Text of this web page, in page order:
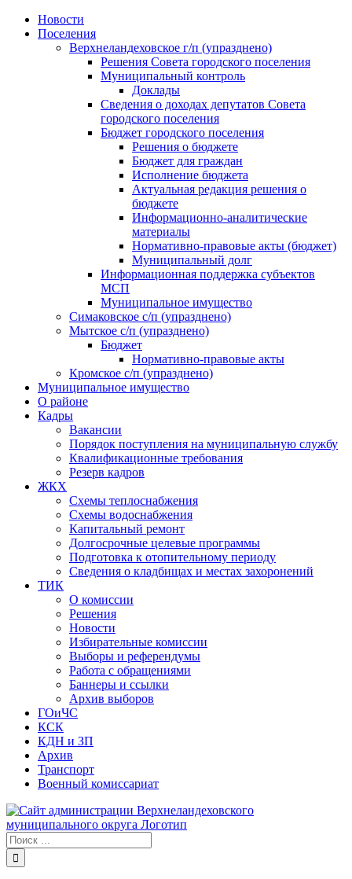
Skip
Новости
Поселения
Верхнеландеховское г/п (упразднено)
Решения Совета городского поселения
Муниципальный контроль
Доклады
Сведения о доходах депутатов Совета
городского поселения
Бюджет городского поселения
Решения о бюджете
Бюджет для граждан
Исполнение бюджета
Актуальная редакция решения о
бюджете
Информационно-аналитические
материалы
Нормативно-правовые акты (бюджет)
Муниципальный долг
Информационная поддержка субъектов
МСП
Муниципальное имущество
Симаковское с/п (упразднено)
Мытское с/п (упразднено)
Бюджет
Нормативно-правовые акты
Кромское с/п (упразднено)
Муниципальное имущество
О районе
Кадры
Вакансии
Порядок поступления на муниципальную службу
Квалификационные требования
Резерв кадров
ЖКХ
Схемы теплоснабжения
Схемы водоснабжения
Капитальный ремонт
Долгосрочные целевые программы
Подготовка к отопительному периоду
Сведения о кладбищах и местах захоронений
ТИК
О комиссии
Решения
Новости
Избирательные комиссии
Выборы и референдумы
Работа с обращениями
Баннеры и ссылки
Архив выборов
ГОиЧС
КСК
КДН и ЗП
Архив
Транспорт
Военный комиссариат
Результат
поиска: